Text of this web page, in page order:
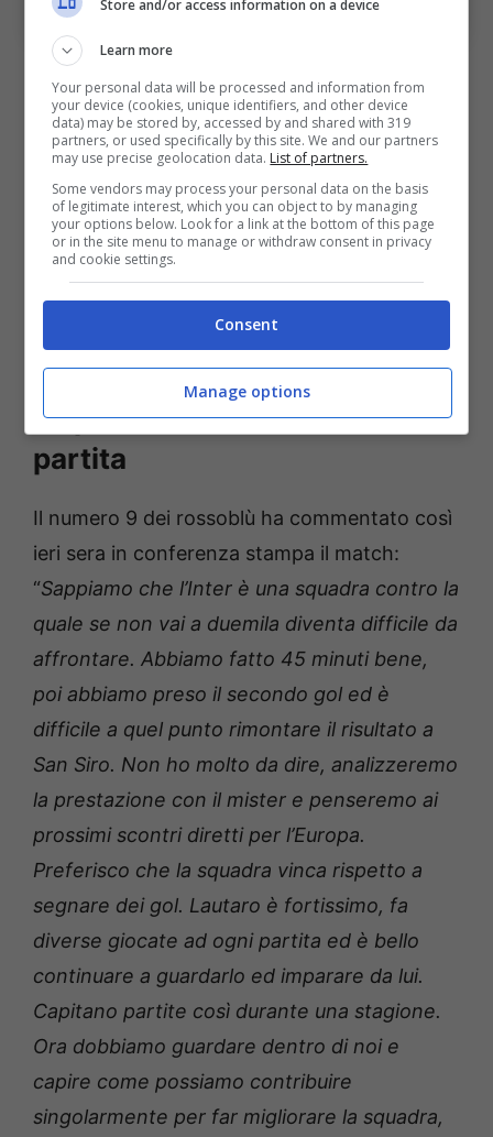
OneFootball)
Infatti Santiago
giocatore delBolognaa segnare almeno
cinque reti in due diverse stagioni di Serie A
Stefano Chiodi(che ci riuscì nel 1975/76, nel
1976/77 e nel 1977/78). Un record che attesta
dunque la crescita di un ragazzo pronto a
caricarsi sulle spalle il peso dell’attacco della
formazione di VincenzoItaliano.
Le parole di Castro a fine
partita
Il numero 9 dei rossoblù ha commentato così
ieri sera in conferenza stampa il match:
“Sappiamo che l’Inter è una squadra contro la
quale se non vai a duemila diventa difficile da
affrontare. Abbiamo fatto 45 minuti bene,
poi abbiamo preso il secondo gol ed è
difficile a quel punto rimontare il risultato a
San Siro. Non ho molto da dire, analizzeremo
la prestazione con il mister e penseremo ai
prossimi scontri diretti per l’Europa.
Preferisco che la squadra vinca rispetto a
segnare dei gol. Lautaro è fortissimo, fa
diverse giocate ad ogni partita ed è bello
continuare a guardarlo ed imparare da lui.
Capitano partite così durante una stagione.
Ora dobbiamo guardare dentro di noi e
capire come possiamo contribuire
singolarmente per far migliorare la squadra,
Store and/or access information on a device
Learn more
Your personal data will be processed and information from
your device (cookies, unique identifiers, and other device
data) may be stored by, accessed by and shared with 319
partners, or used specifically by this site. We and our partners
may use precise geolocation data. List of partners.
Some vendors may process your personal data on the basis
of legitimate interest, which you can object to by managing
your options below. Look for a link at the bottom of this page
or in the site menu to manage or withdraw consent in privacy
and cookie settings.
Consent
Manage options